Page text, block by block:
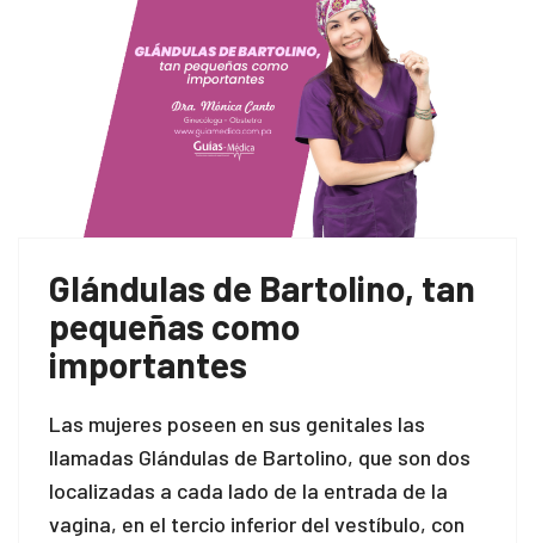
Glándulas de Bartolino, tan
pequeñas como
importantes
Las mujeres poseen en sus genitales las
llamadas Glándulas de Bartolino, que son dos
localizadas a cada lado de la entrada de la
vagina, en el tercio inferior del vestíbulo, con